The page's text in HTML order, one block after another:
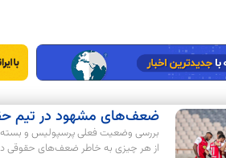
ضعف‌های مشهود در تیم
بررسی وضعیت فعلی پرسپولیس و
از هر چیزی به خاطر ضعف‌های حقوقی